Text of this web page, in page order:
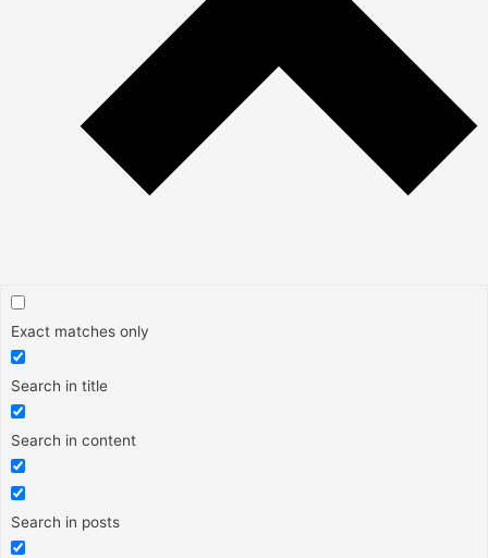
Exact matches only
Search in title
Search in content
Search in posts